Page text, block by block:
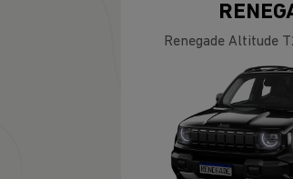
Renegade Altitude